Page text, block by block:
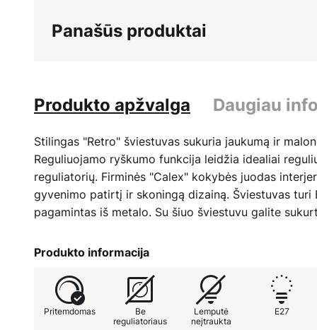
Panašūs produktai
Produkto apžvalga Daugiau
Stilingas "Retro" šviestuvas sukuria jaukumą ir
Reguliuojamo ryškumo funkcija leidžia idealiai
reguliatorių. Firminės "Calex" kokybės juodas
gyvenimo patirtį ir skoningą dizainą. Šviestuvas turi
pagamintas iš metalo. Su šiuo šviestuvu galite
Produkto informacija
Pritemdomas
Be
reguliatoriaus
Lemputė
neįtraukta
E27